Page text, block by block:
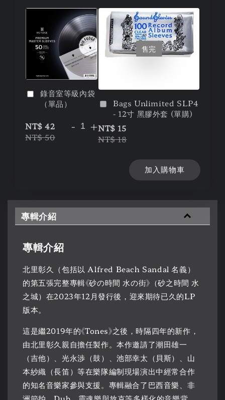
錄音室等級內袋
（單品）
NT$ 42
NT$ 50
- +
售完
Bags Unlimited SLP4
- 12寸 黑膠外套 (單購)
NT$ 15
NT$ 18
加入購物車
專輯介紹
專輯介紹
北里彰久（包括以 Alfred Beach Sandal 名義）
的第五張完整專輯《砂の時間 水の街》（砂之時間 水
之城）在2023年12月發行後，迎來期待已久的LP
版本。
這是繼2019年的《Tones》之後，時隔四年的新作，
由北里彰久親自擔任製作。本作邀請了潮田雄一
（吉他）、光永渉（鼓）、池部幸太（貝斯）、山
本紗織（長笛）等在樂隊編制現場演出中經常合作
的知名音樂家參與支援。專輯融合了巴西音樂、非